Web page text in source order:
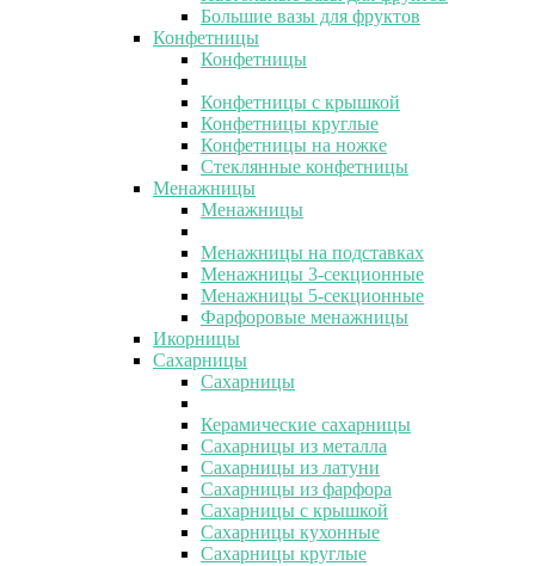
Большие вазы для фруктов
Конфетницы
Конфетницы
Конфетницы с крышкой
Конфетницы круглые
Конфетницы на ножке
Стеклянные конфетницы
Менажницы
Менажницы
Менажницы на подставках
Менажницы 3-секционные
Менажницы 5-секционные
Фарфоровые менажницы
Икорницы
Сахарницы
Сахарницы
Керамические сахарницы
Сахарницы из металла
Сахарницы из латуни
Сахарницы из фарфора
Сахарницы с крышкой
Сахарницы кухонные
Сахарницы круглые